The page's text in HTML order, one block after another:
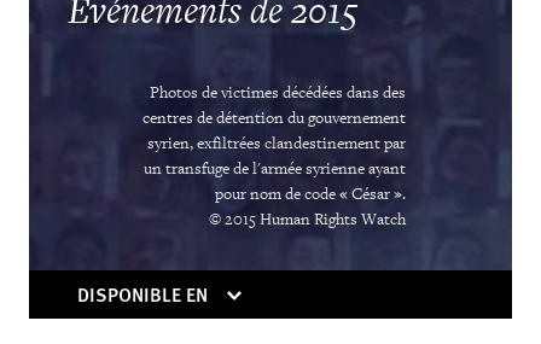
ACHETER
Événements de 2015
Photos de victimes décédées dans des
centres de détention du gouvernement
syrien, exfiltrées clandestinement par
un transfuge de l'armée syrienne ayant
pour nom de code « César ».
© 2015 Human Rights Watch
DISPONIBLE EN